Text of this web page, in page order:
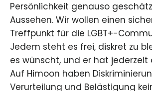
Persönlichkeit genauso
Aussehen. Wir wollen einen
Treffpunkt für die LGBT+-
Jedem steht es frei, diskret zu
es wünscht, und er hat jederzeit
Auf Himoon haben
Verurteilung und Belästigung